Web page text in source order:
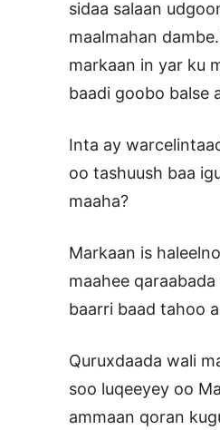
sidaa salaan
maalmahan
markaan in yar ku
baadi goobo balse
Inta ay
oo tashuush baa
maaha?
Markaan is
maahee
baarri baad tahoo
Quruxdaada wali
soo luqeeyey oo
ammaan qoran